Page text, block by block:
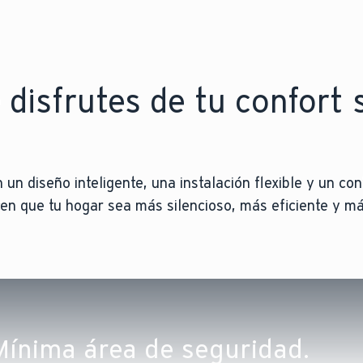
disfrutes de tu confort
diseño inteligente, una instalación flexible y un
que tu hogar sea más silencioso, más eficiente y
área de seguridad.
bombas de calor: nuestro nuevo
GENERACIÓN
iQconnect lleva la calefacción a un
gracias a componentes
bombas de calor aerotérmicas
y Mantenimiento Energético tu